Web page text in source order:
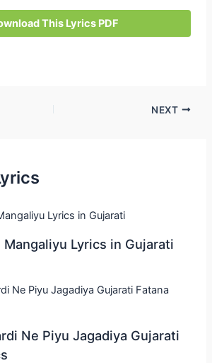
This Lyrics PDF
NEXT
Mangaliyu Lyrics in Gujarati
Ne Piyu Jagadiya Gujarati